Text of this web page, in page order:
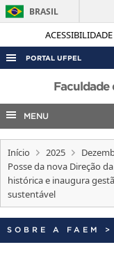
ACESSIBILIDADE
BRASIL
PORTAL UFPEL
ACESSO À
AUDITORIA
COBALTO
CONCURSOS
EDITAIS
INTERNACIONAL
Faculdade
MENU
Início 2025
Posse da nova Direção
histórica e inaugura
sustentável
SOBRE A FAEM >